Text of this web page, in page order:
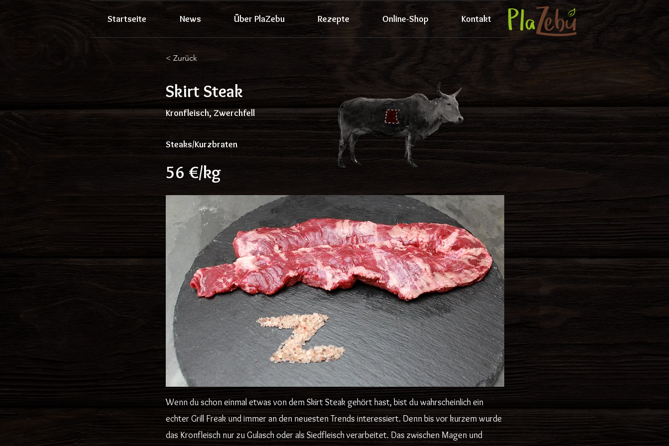
Startseite News Über PlaZebu Rezepte Online-Shop Kontakt
< Zurück
Skirt Steak
56 €/kg
Kronfleisch, Zwerchfell
Steaks/Kurzbraten
Wenn du schon einmal etwas von dem Skirt Steak gehört hast, bist du wahrscheinlich ein
echter Grill Freak und immer an den neuesten Trends interessiert. Denn bis vor kurzem wurde
das Kronfleisch nur zu Gulasch oder als Siedfleisch verarbeitet. Das zwischen Magen und